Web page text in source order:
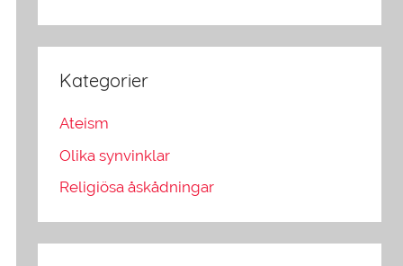
Kategorier
Ateism
Olika synvinklar
Religiösa åskådningar